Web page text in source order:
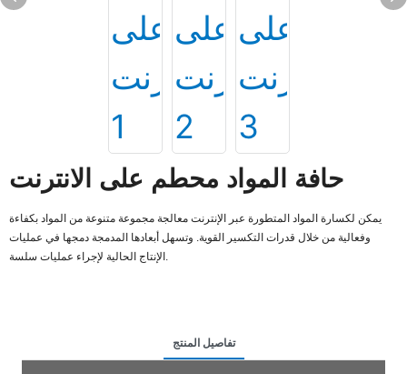
حافة المواد محطم على الانترنت
يمكن لكسارة المواد المتطورة عبر الإنترنت معالجة مجموعة متنوعة من المواد بكفاءة
وفعالية من خلال قدرات التكسير القوية. وتسهل أبعادها المدمجة دمجها في عمليات
الإنتاج الحالية لإجراء عمليات سلسة.
تفاصيل المنتج